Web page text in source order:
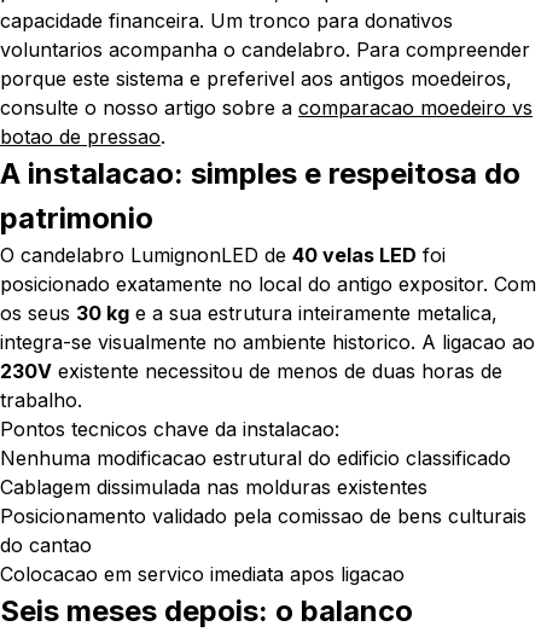
capacidade financeira. Um tronco para donativos
voluntarios acompanha o candelabro. Para compreender
porque este sistema e preferivel aos antigos moedeiros,
consulte o nosso artigo sobre a comparacao moedeiro vs
botao de pressao.
A instalacao: simples e respeitosa do
patrimonio
O candelabro LumignonLED de 40 velas LED foi
posicionado exatamente no local do antigo expositor. Com
os seus 30 kg e a sua estrutura inteiramente metalica,
integra-se visualmente no ambiente historico. A ligacao ao
230V existente necessitou de menos de duas horas de
trabalho.
Pontos tecnicos chave da instalacao:
Nenhuma modificacao estrutural do edificio classificado
Cablagem dissimulada nas molduras existentes
Posicionamento validado pela comissao de bens culturais
do cantao
Colocacao em servico imediata apos ligacao
Seis meses depois: o balanco